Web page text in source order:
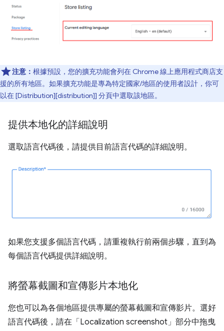
注意： 根據預設，您的擴充功能會列在 Chrome 線上應用程式商店支
援的所有地區。如果擴充功能是專為特定國家/地區的使用者設計，你可
以在 [Distribution][distribution]] 分頁中選取該地區。
提供本地化的詳細說明
選取語言代碼後，請提供目前語言代碼的詳細說明。
如果您支援多個語言代碼，請重複執行前兩個步驟，直到為
每個語言代碼提供詳細說明。
將螢幕截圖和宣傳影片本地化
您也可以為各個地區提供專屬的螢幕截圖和宣傳影片。選好
語言代碼後，請在「Localization screenshot」 部分中拖曳